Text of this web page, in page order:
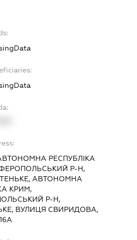
РЕСПУБЛІКА
Р-Н,
АВТОНОМНА
КРИМ,
Р-Н,
ВУЛИЦЯ СВИРИДОВА,